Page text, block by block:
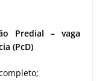
Predial – vaga
(PcD)